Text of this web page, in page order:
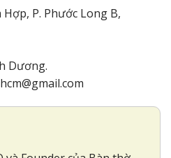
P. Phước Long B,
Dương.